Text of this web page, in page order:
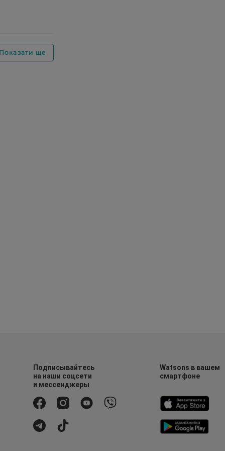
Показати ще
Подписывайтесь
на наши соцсети
и мессенджеры
Watsons в вашем
смартфоне